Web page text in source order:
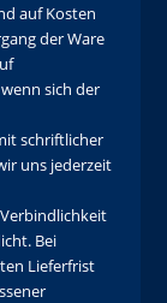
auf Kosten
der Ware
sich der
schriftlicher
uns jederzeit
Bei
Lieferfrist